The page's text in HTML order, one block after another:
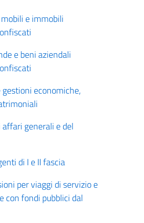
e immobili
e beni aziendali
economiche,
generali e del
di I e II fascia
per viaggi di servizio e
con fondi pubblici dal